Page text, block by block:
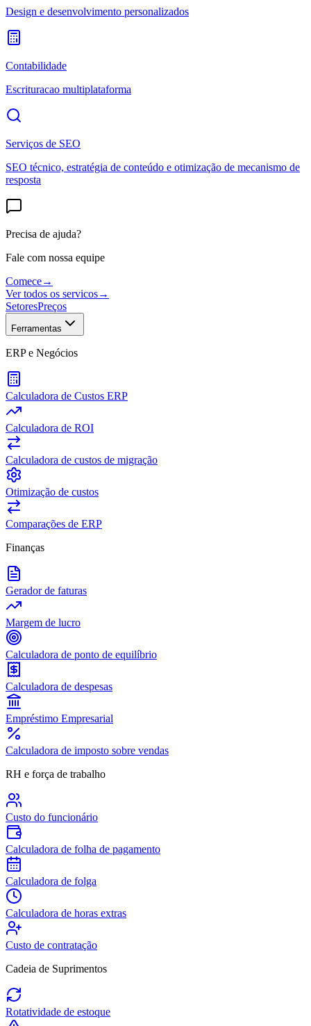
Design e desenvolvimento personalizados
Contabilidade
Escrituracao multiplataforma
Serviços de SEO
SEO técnico, estratégia de conteúdo e otimização de mecanismo de
resposta
Precisa de ajuda?
Fale com nossa equipe
Comece→
Ver todos os servicos→
SetoresPreços
Ferramentas
ERP e Negócios
Calculadora de Custos ERP
Calculadora de ROI
Calculadora de custos de migração
Otimização de custos
Comparações de ERP
Finanças
Gerador de faturas
Margem de lucro
Calculadora de ponto de equilíbrio
Calculadora de despesas
Empréstimo Empresarial
Calculadora de imposto sobre vendas
RH e força de trabalho
Custo do funcionário
Calculadora de folha de pagamento
Calculadora de folga
Calculadora de horas extras
Custo de contratação
Cadeia de Suprimentos
Rotatividade de estoque